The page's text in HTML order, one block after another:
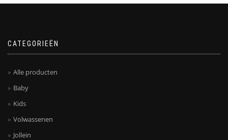
CATEGORIEËN
Alle producten
Baby
Kids
Volwassenen
Jollein